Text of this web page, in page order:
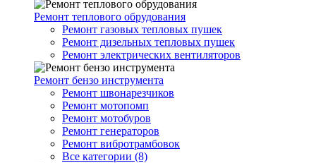
Ремонт теплового обрудования
Ремонт газовых тепловых пушек
Ремонт дизельных тепловых пушек
Ремонт электрических вентиляторов
Ремонт бензо инструмента
Ремонт швонарезчиков
Ремонт мотопомп
Ремонт мотобуров
Ремонт генераторов
Ремонт вибротрамбовок
Все категории (8)